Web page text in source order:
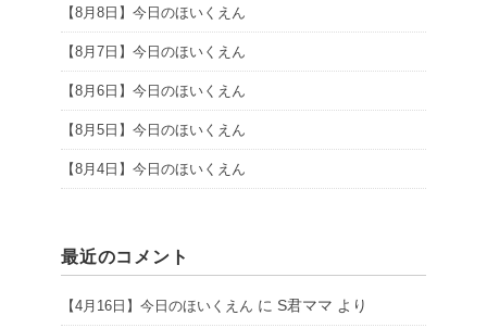
【8月8日】今日のほいくえん
【8月7日】今日のほいくえん
【8月6日】今日のほいくえん
【8月5日】今日のほいくえん
【8月4日】今日のほいくえん
最近のコメント
【4月16日】今日のほいくえん に S君ママ より